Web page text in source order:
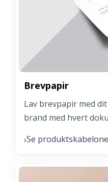
Brevpapir
Lav brevpapir med
brand med hvert
›Se